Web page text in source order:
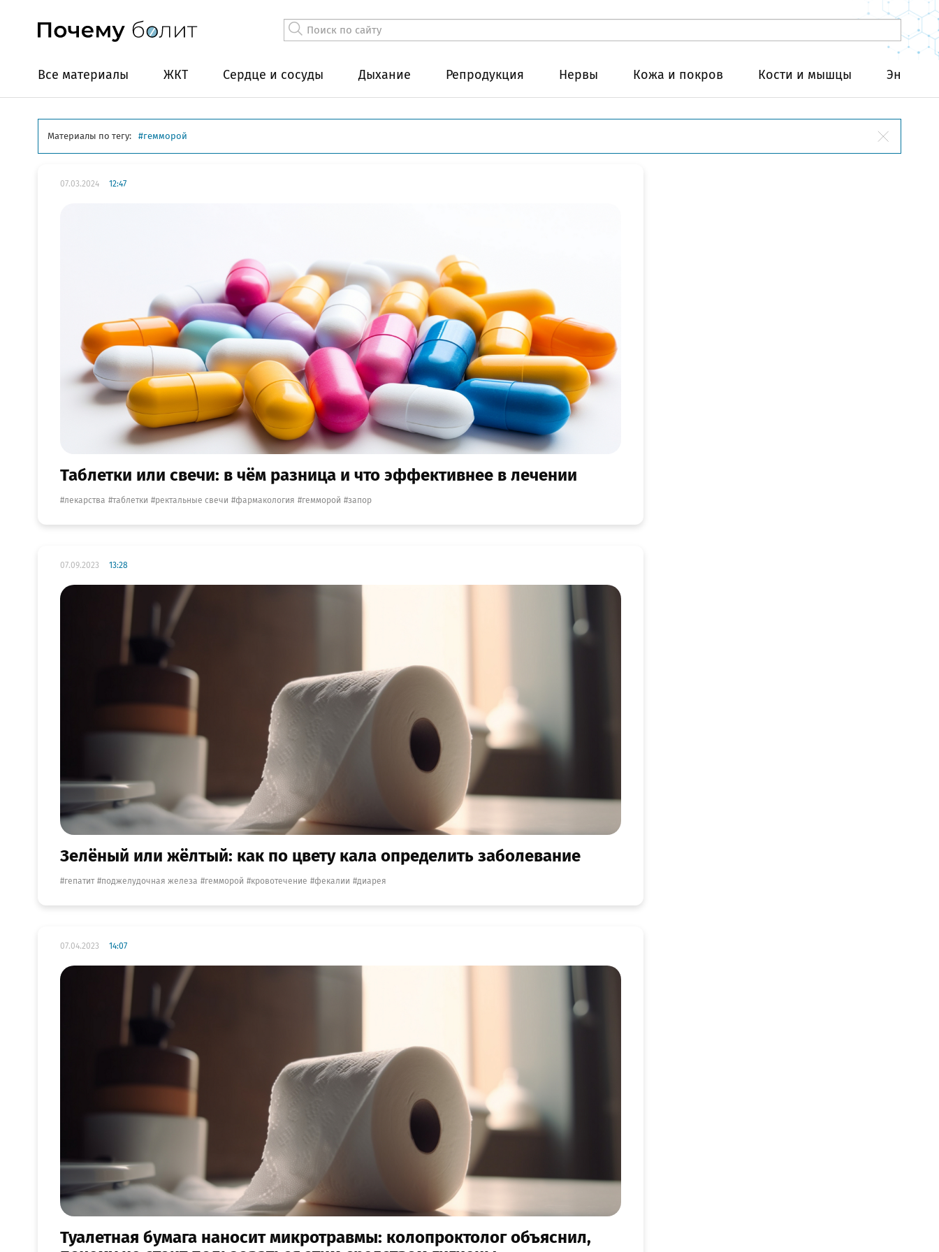
Все материалы ЖКТ Сердце и сосуды Дыхание Репродукция Нервы Кожа и покров Кости и мышцы
Материалы по тегу: гемморой
07.03.2024 12:47
Таблетки или свечи: в чём разница и что эффективнее в лечении
лекарства таблетки ректальные свечи фармакология гемморой запор
07.09.2023 13:28
Зелёный или жёлтый: как по цвету кала определить заболевание
гепатит поджелудочная железа гемморой кровотечение фекалии диарея
07.04.2023 14:07
Туалетная бумага наносит микротравмы: колопроктолог объяснил,